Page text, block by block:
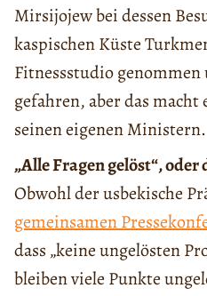
Mirsijojew bei dessen
kaspischen Küste
Fitnessstudio
gefahren, aber das
seinen eigenen Ministern.
„Alle Fragen gelöst“, oder
Obwohl der usbekische
gemeinsamen
dass „keine ungelösten
bleiben viele Punkte